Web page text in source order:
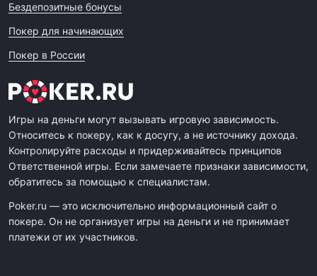
Бездепозитные бонусы
Покер для начинающих
Покер в России
Игры на деньги могут вызывать игровую зависимость.
Относитесь к покеру, как к досугу, а не источнику дохода.
Контролируйте расходы и придерживайтесь принципов
Ответственной игры. Если замечаете признаки зависимости,
обратитесь за помощью к специалистам.
Poker.ru — это исключительно информационный сайт о
покере. Он не организует игры на деньги и не принимает
платежи от их участников.